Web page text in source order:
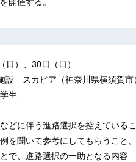
日）、30日（日）
設 スカピア（神奈川県横須賀市
生
どに伴う進路選択を控えている
を聞いて参考にしてもらうこと
で、進路選択の一助となる内容